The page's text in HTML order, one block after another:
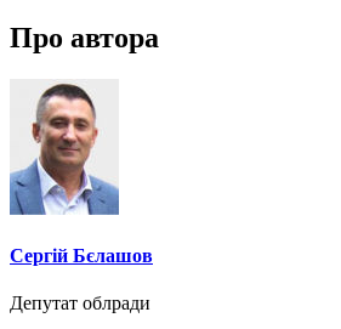
Про автора
Сергій Бєлашов
Депутат облради